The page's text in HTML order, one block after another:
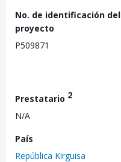
No. de identificación del
proyecto
P509871
Prestatario 2
N/A
País
República Kirguisa